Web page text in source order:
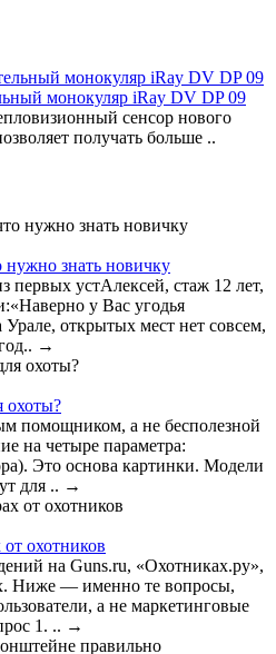
монокуляр iRay DV DP 09
сенсор нового
получать больше ..
нужно знать новичку
первых устАлексей, стаж 12 лет,
у Вас угодья
открытых мест нет совсем,
→
охоты?
помощником, а не бесполезной
на четыре параметра:
Это основа картинки. Модели
для .. →
охотников
на Guns.ru, «Охотниках.ру»,
Ниже — именно те вопросы,
а не маркетинговые
1. .. →